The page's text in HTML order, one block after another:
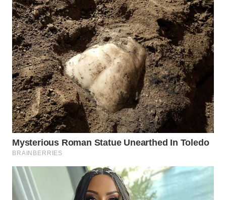
WN
INDRAMAYU
WN
KUNINGAN
WN
MAJALENGKA
WN
SUBANG
WN
SUKABUMI